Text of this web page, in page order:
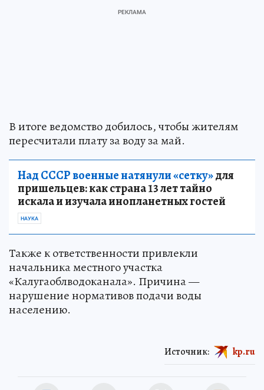
В итоге ведомство добилось, чтобы жителям
пересчитали плату за воду за май.
Над СССР военные натянули «сетку»для
пришельцев: как страна 13 лет тайно
искала и изучала инопланетных гостей
НАУКА
Также к ответственности привлекли
начальника местного участка
«Калугаоблводоканала». Причина —
нарушение нормативов подачи воды
населению.
Источник: kp.ru